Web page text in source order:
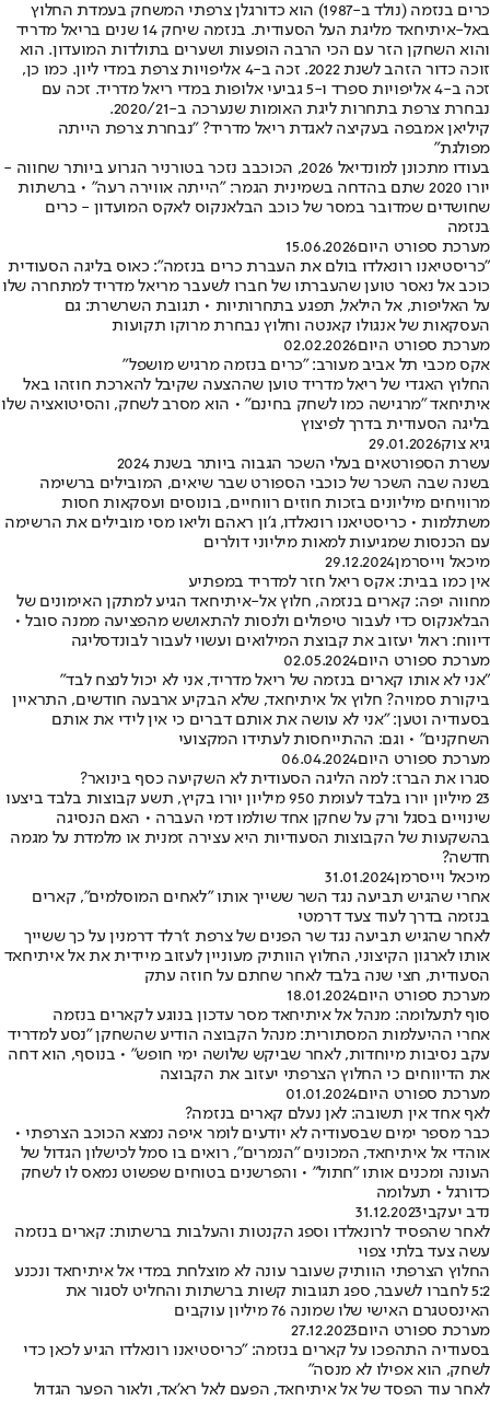
כרים בנזמה (נולד ב-1987) הוא כדורגלן צרפתי המשחק בעמדת החלוץ
באל-איתיחאד מליגת העל הסעודית. בנזמה שיחק 14 שנים בריאל מדריד
והוא השחקן הזר עם הכי הרבה הופעות ושערים בתולדות המועדון. הוא
זוכה כדור הזהב לשנת 2022. זכה ב-4 אליפויות צרפת במדי ליון. כמו כן,
זכה ב-4 אליפויות ספרד ו-5 גביעי אלופות במדי ריאל מדריד. זכה עם
נבחרת צרפת בתחרות ליגת האומות שנערכה ב-2020/21.
קיליאן אמבפה בעקיצה לאגדת ריאל מדריד? "נבחרת צרפת הייתה
מפולגת"
בעודו מתכונן למונדיאל 2026, הכוכבב נזכר בטורניר הגרוע ביותר שחווה -
יורו 2020 שתם בהדחה בשמינית הגמר: "הייתה אווירה רעה" • ברשתות
שחושדים שמדובר במסר של כוכב הבלאנקוס לאקס המועדון - כרים
בנזמה
מערכת ספורט היום15.06.2026
"כריסטיאנו רונאלדו בולם את העברת כרים בנזמה": כאוס בליגה הסעודית
כוכב אל נאסר טוען שהעברתו של חברו לשעבר מריאל מדריד למתחרה שלו
על האליפות, אל הילאל, תפגע בתחרותיות • תגובת השרשרת: גם
העסקאות של אנגולו קאנטה וחלוץ נבחרת מרוקו תקועות
מערכת ספורט היום02.02.2026
אקס מכבי תל אביב מעורב: "כרים בנזמה מרגיש מושפל"
החלוץ האגדי של ריאל מדריד טוען שההצעה שקיבל להארכת חוזהו באל
איתיחאד "מרגישה כמו לשחק בחינם" • הוא מסרב לשחק, והסיטואציה שלו
בליגה הסעודית בדרך לפיצוץ
גיא צוק29.01.2026
עשרת הספורטאים בעלי השכר הגבוה ביותר בשנת 2024
בשנה שבה השכר של כוכבי הספורט שבר שיאים, המובילים ברשימה
מרוויחים מיליונים בזכות חוזים רווחיים, בונוסים ועסקאות חסות
משתלמות • כריסטיאנו רונאלדו, ג'ון ראהם וליאו מסי מובילים את הרשימה
עם הכנסות שמגיעות למאות מיליוני דולרים
מיכאל וייסרמן29.12.2024
אין כמו בבית: אקס ריאל חזר למדריד במפתיע
מחווה יפה: קארים בנזמה, חלוץ אל-איתיחאד הגיע למתקן האימונים של
הבלאנקוס כדי לעבור טיפולים ולנסות להתאושש מהפציעה ממנה סובל •
דיווח: ראול יעזוב את קבוצת המילואים ועשוי לעבור לבונדסליגה
מערכת ספורט היום02.05.2024
"אני לא אותו קארים בנזמה של ריאל מדריד, אני לא יכול לנצח לבד"
ביקורת סמויה? חלוץ אל איתיחאד, שלא הבקיע ארבעה חודשים, התראיין
בסעודיה וטען: "אני לא עושה את אותם דברים כי אין לידי את אותם
השחקנים" • וגם: ההתייחסות לעתידו המקצועי
מערכת ספורט היום06.04.2024
סגרו את הברז: למה הליגה הסעודית לא השקיעה כסף בינואר?
23 מיליון יורו בלבד לעומת 950 מיליון יורו בקיץ, תשע קבוצות בלבד ביצעו
שינויים בסגל ורק על שחקן אחד שולמו דמי העברה • האם הנסיגה
בהשקעות של הקבוצות הסעודיות היא עצירה זמנית או מלמדת על מגמה
חדשה?
מיכאל וייסרמן31.01.2024
אחרי שהגיש תביעה נגד השר ששייך אותו "לאחים המוסלמים", קארים
בנזמה בדרך לעוד צעד דרמטי
לאחר שהגיש תביעה נגד שר הפנים של צרפת ז'רלד דרמנין על כך ששייך
אותו לארגון הקיצוני, החלוץ הוותיק מעוניין לעזוב מיידית את אל איתיחאד
הסעודית, חצי שנה בלבד לאחר שחתם על חוזה עתק
מערכת ספורט היום18.01.2024
סוף לתעלומה: מנהל אל איתיחאד מסר עדכון בנוגע לקארים בנזמה
אחרי ההיעלמות המסתורית: מנהל הקבוצה הודיע שהשחקן "נסע למדריד
עקב נסיבות מיוחדות, לאחר שביקש שלושה ימי חופש" • בנוסף, הוא דחה
את הדיווחים כי החלוץ הצרפתי יעזוב את הקבוצה
מערכת ספורט היום01.01.2024
לאף אחד אין תשובה: לאן נעלם קארים בנזמה?
כבר מספר ימים שבסעודיה לא יודעים לומר איפה נמצא הכוכב הצרפתי •
אוהדי אל איתיחאד, המכונים "הנמרים", רואים בו סמל לכישלון הגדול של
העונה ומכנים אותו "חתול" • והפרשנים בטוחים שפשוט נמאס לו לשחק
כדורגל • תעלומה
נדב יעקבי31.12.2023
לאחר שהפסיד לרונאלדו וספג הקנטות והעלבות ברשתות: קארים בנזמה
עשה צעד בלתי צפוי
החלוץ הצרפתי הוותיק שעובר עונה לא מוצלחת במדי אל איתיחאד ונכנע
5:2 לחברו לשעבר, ספג תגובות קשות ברשתות והחליט לסגור את
האינסטגרם האישי שלו שמונה 76 מיליון עוקבים
מערכת ספורט היום27.12.2023
בסעודיה התהפכו על קארים בנזמה: "כריסטיאנו רונאלדו הגיע לכאן כדי
לשחק, הוא אפילו לא מנסה"
לאחר עוד הפסד של אל איתיחאד, הפעם לאל רא'אד, ולאור הפער הגדול